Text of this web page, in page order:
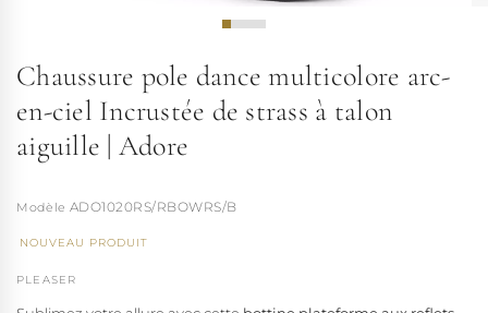
Chaussure pole dance multicolore arc-
en-ciel Incrustée de strass à talon
aiguille | Adore
ADO1020RS/RBOWRS/B
NOUVEAU PRODUIT
PLEASER